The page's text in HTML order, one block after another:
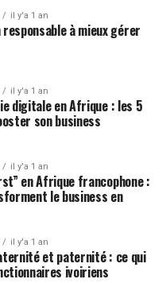
il y'a 1 an
à mieux gérer
il y'a 1 an
digitale en Afrique : les 5
son business
il y'a 1 an
en Afrique francophone :
le business en
il y'a 1 an
et paternité : ce qui
ivoiriens